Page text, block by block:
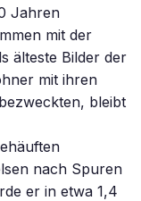
Jahren
mit der
älteste Bilder der
mit ihren
bleibt
nach Spuren
er in etwa 1,4